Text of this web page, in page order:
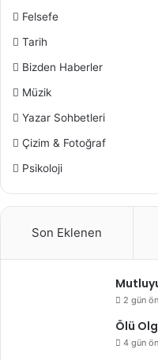
Felsefe
Tarih
Bizden Haberler
Müzik
Yazar Sohbetleri
Çizim & Fotoğraf
Psikoloji
Son Eklenen
2 gün
Ölü
4 gün